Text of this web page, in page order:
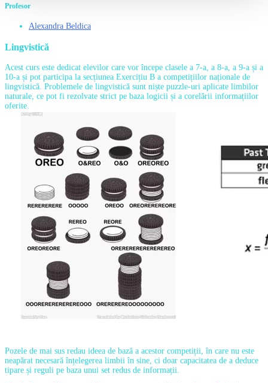
Profesor
Alexandra Beldica
Lingvistică
Acest curs este dedicat elevilor care vor începe clasele a 7-a, a 8-a, a 9-a și a
10-a și pot participa la secțiunea Exercițiu B a competițiilor naționale de
lingvistică. Problemele de lingvistică sunt niște puzzle-uri aplicate limbilor
naturale, ce pot fi rezolvate strict pe baza logicii și a corelării informațiilor
oferite.
Pozele de mai sus redau ideea de bază a acestor competiții, în care nu este
neapărat necesară înțelegerea limbii în sine, ci doar capacitatea de a deduce
tipare și reguli pe baza unui set redus de informații.